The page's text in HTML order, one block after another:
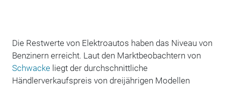
Die Restwerte von Elektroautos haben das Niveau von
Benzinern erreicht. Laut den Marktbeobachtern von
Schwackeliegt der durchschnittliche
Händlerverkaufspreis von dreijährigen Modellen